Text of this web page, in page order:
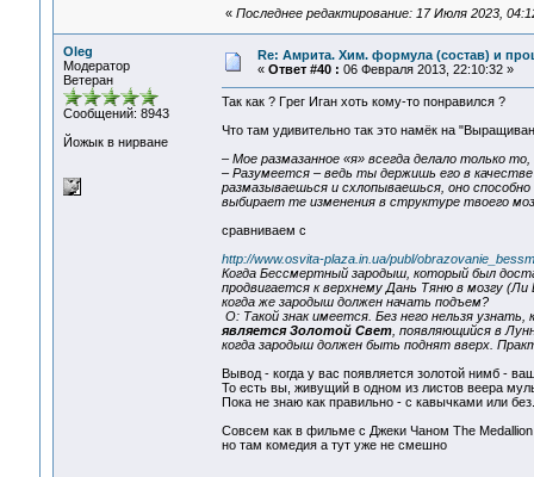
« Последнее редактирование: 17 Июля 2023,
Oleg
Модератор
Ветеран
Сообщений: 8943
Йожык в нирване
Re: Амрита. Хим. формула (состав) и
« Ответ #40 : 06 Февраля 2013, 22:10:32 »
Так как ? Гpeг Игaн хоть кому-то понравился ?
Что там удивительно так это намёк на
– Мое размазанное «я» всегда делало только то,
– Разумеется – ведь ты держишь его в
размазываешься и схлопываешься, оно
выбирает те изменения в структуре твоего
сравниваем с
http://www.osvita-plaza.in.ua/publ/
Когда Бессмертный зародыш, который был
продвигается к верхнему Дань Тяню в мозгу
когда же зародыш должен начать подъем?
О: Такой знак имеется. Без него нельзя
является Золотой Свет, появляющийся в
когда зародыш должен быть поднят вверх.
Вывод - когда у вас появляется золотой нимб -
То есть вы, живущий в одном из листов веера
Пока не знаю как правильно - с кавычками или
Совсем как в фильме с Джеки Чаном The
но там комедия а тут уже не смешно